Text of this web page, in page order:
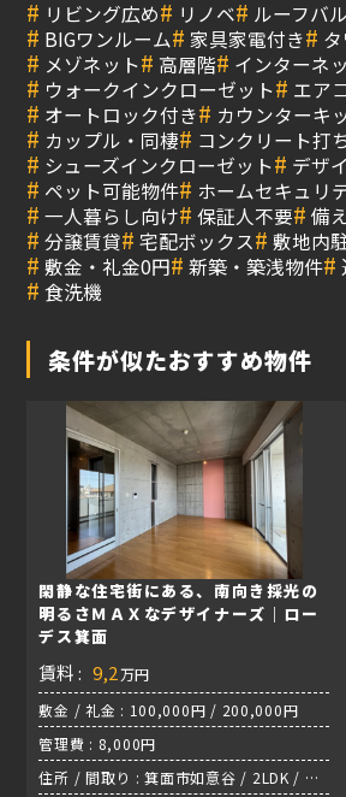
# リビング広め# リノベ# ルーフバ
# BIGワンルーム# 家具家電付き#
# メゾネット# 高層階# インターネ
# ウォークインクローゼット# エア
# オートロック付き# カウンターキ
# カップル・同棲# コンクリート打
# シューズインクローゼット# デザ
# ペット可能物件# ホームセキュリ
# 一人暮らし向け# 保証人不要# 備
# 分譲賃貸# 宅配ボックス# 敷地内
# 敷金・礼金0円# 新築・築浅物件#
# 食洗機
条件が似たおすすめ物件
閑静な住宅街にある、南向き採光の
明るさＭＡＸなデザイナーズ｜ロー
デス箕面
賃料 : 9,2 万円
敷金 / 礼金 : 100,000円 / 200,000円
管理費 : 8,000円
住所 / 間取り : 箕面市如意谷 / 2LDK / 阪